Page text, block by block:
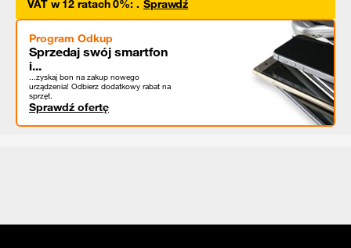
VAT w 12 ratach 0%: . Sprawdź
Program Odkup
Sprzedaj swój smartfon
i...
...zyskaj bon na zakup nowego
urządzenia! Odbierz dodatkowy rabat na
sprzęt.
Sprawdź ofertę